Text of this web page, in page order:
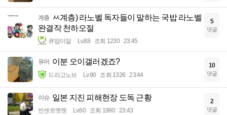
계층 ㅆ계층) 라노벨 독자들이 말하는 국밥 라노벨
완결작 천하오절
큐땁이알 Lv.88 조회 1230 23:45
5
댓글
유머 이분 오이갤러겠죠?
드라고노브 Lv.90 조회 1326 23:44
10
댓글
이슈 일본 지진 피해현장 도독 근황
빈센트멧젠 Lv.60 조회 1990 23:43
2
댓글